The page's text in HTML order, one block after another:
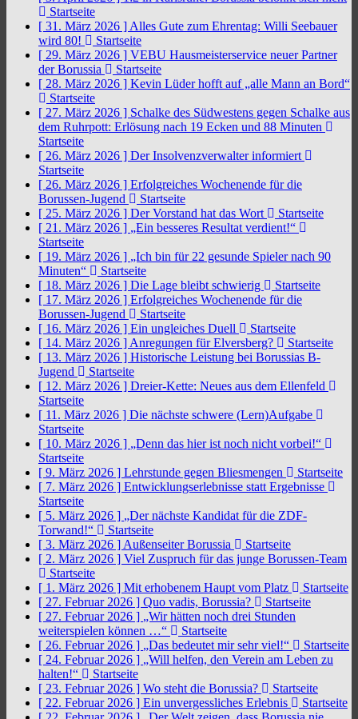
Startseite
[ 31. März 2026 ] Alles Gute zum Ehrentag: Willi Seebauer
wird 80!
Startseite
[ 29. März 2026 ] VEBU Hausmeisterservice neuer Partner
der Borussia
Startseite
[ 28. März 2026 ] Kevin Lüder hofft auf „alle Mann an Bord“
Startseite
[ 27. März 2026 ] Schalke des Südwestens gegen Schalke aus
dem Ruhrpott: Erlösung nach 19 Ecken und 88 Minuten
Startseite
[ 26. März 2026 ] Der Insolvenzverwalter informiert
Startseite
[ 26. März 2026 ] Erfolgreiches Wochenende für die
Borussen-Jugend
Startseite
[ 25. März 2026 ] Der Vorstand hat das Wort
Startseite
[ 21. März 2026 ] „Ein besseres Resultat verdient!“
Startseite
[ 19. März 2026 ] „Ich bin für 22 gesunde Spieler nach 90
Minuten“
Startseite
[ 18. März 2026 ] Die Lage bleibt schwierig
Startseite
[ 17. März 2026 ] Erfolgreiches Wochenende für die
Borussen-Jugend
Startseite
[ 16. März 2026 ] Ein ungleiches Duell
Startseite
[ 14. März 2026 ] Anregungen für Elversberg?
Startseite
[ 13. März 2026 ] Historische Leistung bei Borussias B-
Jugend
Startseite
[ 12. März 2026 ] Dreier-Kette: Neues aus dem Ellenfeld
Startseite
[ 11. März 2026 ] Die nächste schwere (Lern)Aufgabe
Startseite
[ 10. März 2026 ] „Denn das hier ist noch nicht vorbei!“
Startseite
[ 9. März 2026 ] Lehrstunde gegen Bliesmengen
Startseite
[ 7. März 2026 ] Entwicklungserlebnisse statt Ergebnisse
Startseite
[ 5. März 2026 ] „Der nächste Kandidat für die ZDF-
Torwand!“
Startseite
[ 3. März 2026 ] Außenseiter Borussia
Startseite
[ 2. März 2026 ] Viel Zuspruch für das junge Borussen-Team
Startseite
[ 1. März 2026 ] Mit erhobenem Haupt vom Platz
Startseite
[ 27. Februar 2026 ] Quo vadis, Borussia?
Startseite
[ 27. Februar 2026 ] „Wir hätten noch drei Stunden
weiterspielen können …“
Startseite
[ 26. Februar 2026 ] „Das bedeutet mir sehr viel!“
Startseite
[ 24. Februar 2026 ] „Will helfen, den Verein am Leben zu
halten!“
Startseite
[ 23. Februar 2026 ] Wo steht die Borussia?
Startseite
[ 22. Februar 2026 ] Ein unvergessliches Erlebnis
Startseite